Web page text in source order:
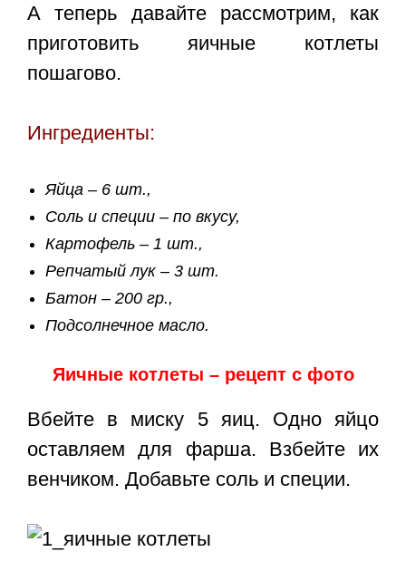
А теперь давайте рассмотрим, как
приготовить яичные котлеты
пошагово.
Ингредиенты:
Яйца – 6 шт.,
Соль и специи – по вкусу,
Картофель – 1 шт.,
Репчатый лук – 3 шт.
Батон – 200 гр.,
Подсолнечное масло.
Яичные котлеты – рецепт с фото
Вбейте в миску 5 яиц. Одно яйцо
оставляем для фарша. Взбейте их
венчиком. Добавьте соль и специи.